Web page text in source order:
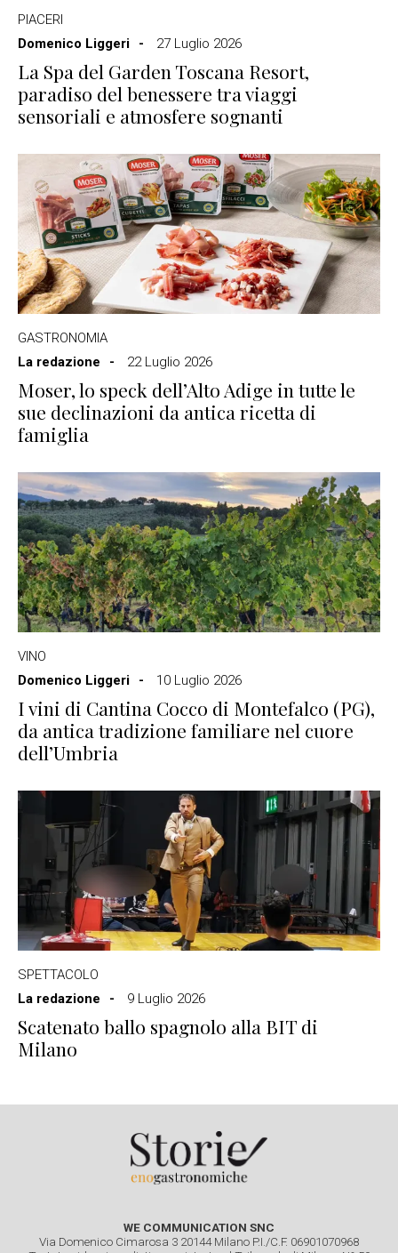
PIACERI
Domenico Liggeri
27 Luglio 2026
La Spa del Garden Toscana Resort,
paradiso del benessere tra viaggi
sensoriali e atmosfere sognanti
GASTRONOMIA
La redazione
22 Luglio 2026
Moser, lo speck dell’Alto Adige in tutte le
sue declinazioni da antica ricetta di
famiglia
VINO
Domenico Liggeri
10 Luglio 2026
I vini di Cantina Cocco di Montefalco (PG),
da antica tradizione familiare nel cuore
dell’Umbria
SPETTACOLO
La redazione
9 Luglio 2026
Scatenato ballo spagnolo alla BIT di
Milano
WE COMMUNICATION SNC
Via Domenico Cimarosa 3 20144 Milano P.I./C.F. 06901070968